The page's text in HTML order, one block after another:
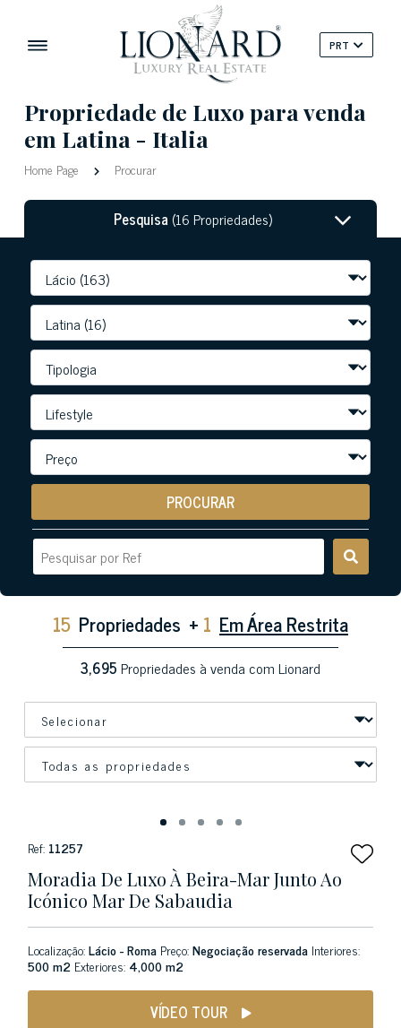
PRT
Propriedade de Luxo para venda
em Latina - Italia
Home Page Procurar
Pesquisa(16 Propriedades)
PROCURAR
15 Propriedades + 1 Em Área Restrita
3,695Propriedades à venda com Lionard
Ref: 11257
Moradia De Luxo À Beira-Mar Junto Ao
Icónico Mar De Sabaudia
Localização:Lácio - Roma Preço:Negociação reservada Interiores:
500 m2 Exteriores: 4,000 m2
VÍDEO TOUR